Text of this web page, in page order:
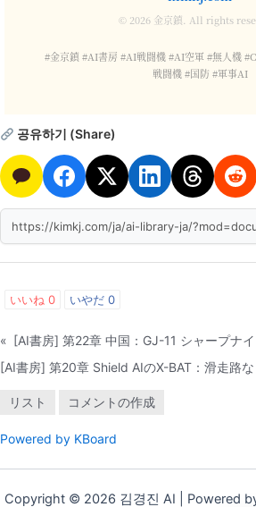
© 2026 金京鎮. All rights
#金京鎮 #AI書房 #AI戦闘機 #AI空軍 #無人機
戦闘機 #国防 #軍事AI
공유하기 (Share)
いいね 0 いやだ 0
«
リスト コメントの作成
Powered by KBoard
Copyright © 2026 김경진 AI | Powered